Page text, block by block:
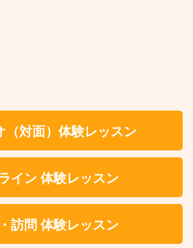
（対面）体験レッスン
イン 体験レッスン
訪問 体験レッスン